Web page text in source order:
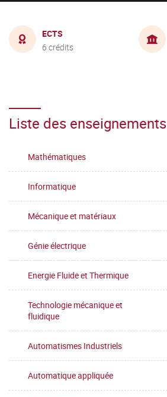
ECTS
6 crédits
Liste des enseignements
Mathématiques
Informatique
Mécanique et matériaux
Génie électrique
Energie Fluide et Thermique
Technologie mécanique et
fluidique
Automatismes Industriels
Automatique appliquée